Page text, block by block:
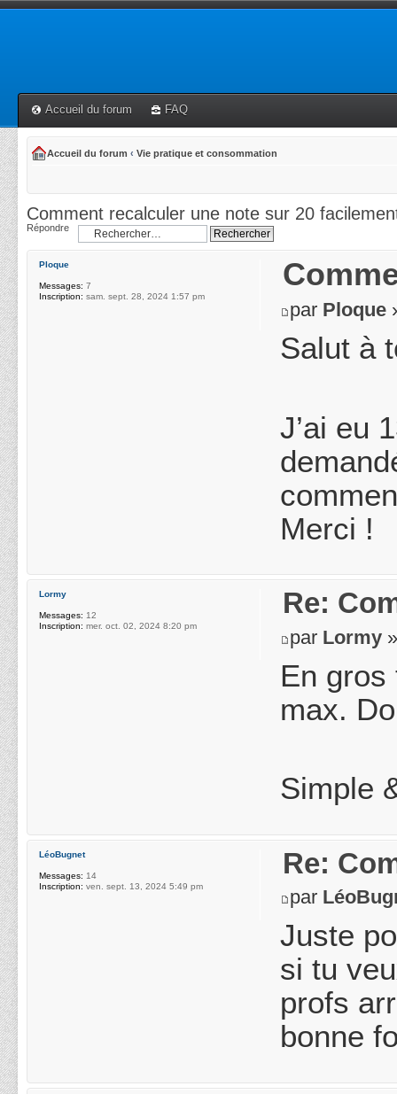
Accueil du forum FAQ
Accueil du forum ‹ Vie pratique et consommation
Comment recalculer une note sur 20
Répondre
par Ploque
Salut à
J’ai eu
Merci !
Ploque
Messages: 7
Inscription: sam. sept. 28, 2024 1:57 pm
Re:
par Lormy
En gros
max.
Simple
Lormy
Messages: 12
Inscription: mer. oct. 02, 2024 8:20 pm
Re:
par
Juste
si tu
profs
bonne
LéoBugnet
Messages: 14
Inscription: ven. sept. 13, 2024 5:49 pm